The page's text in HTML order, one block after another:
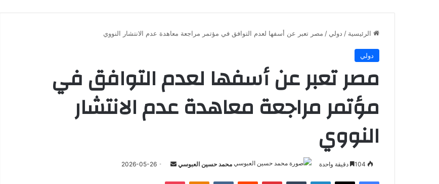
الرئيسية / دولي / مصر تعبر عن أسفها لعدم التوافق في مؤتمر مراجعة معاهدة عدم الانتشار النووي
دولي
مصر تعبر عن أسفها لعدم التوافق في
مؤتمر مراجعة معاهدة عدم الانتشار
النووي
محمد حسين العبوسي
أرسل 2026-05-26 دقيقة واحدة
فيسبوك ‫X لينكدإن بينتيريست Odnoklassniki
‫Pocket